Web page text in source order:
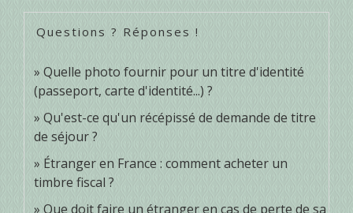
Questions ? Réponses !
Quelle photo fournir pour un titre d'identité
(passeport, carte d'identité...) ?
Qu'est-ce qu'un récépissé de demande de titre
de séjour ?
Étranger en France : comment acheter un
timbre fiscal ?
Que doit faire un étranger en cas de perte de sa